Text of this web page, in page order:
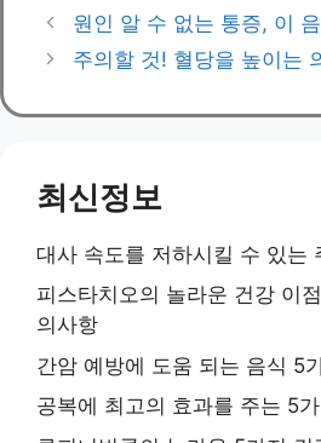
원인 알 수 없는 통증, 이
주의할 것! 혈당을 높이는
최신정보
대사 속도를 저하시킬 수 있는
피스타치오의 놀라운 건강 이
의사항
간암 예방에 도움 되는 음식 5
공복에 최고의 효과를 주는 5